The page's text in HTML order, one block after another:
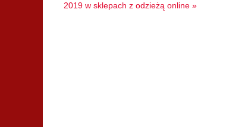
2019 w sklepach z odzieżą online »